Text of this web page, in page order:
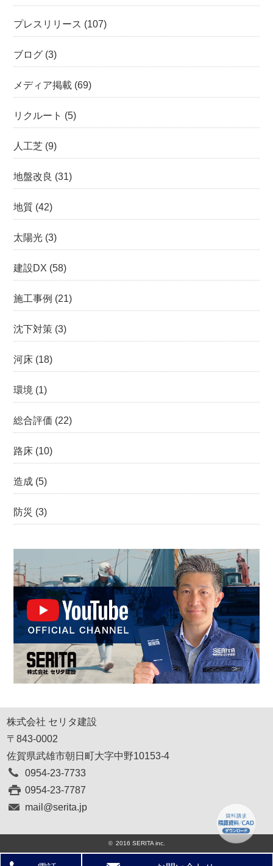
プレスリリース (107)
ブログ (3)
メディア掲載 (69)
リクルート (5)
人工芝 (9)
地盤改良 (31)
地質 (42)
太陽光 (3)
建設DX (58)
施工事例 (21)
沈下対策 (3)
河床 (18)
環境 (1)
総合評価 (22)
路床 (10)
造成 (5)
防災 (3)
株式会社 セリタ建設
〒843-0002
佐賀県武雄市朝日町大字中野10153-4
0954-23-7733
0954-23-7787
mail@serita.jp
© 2016 SERITA inc.